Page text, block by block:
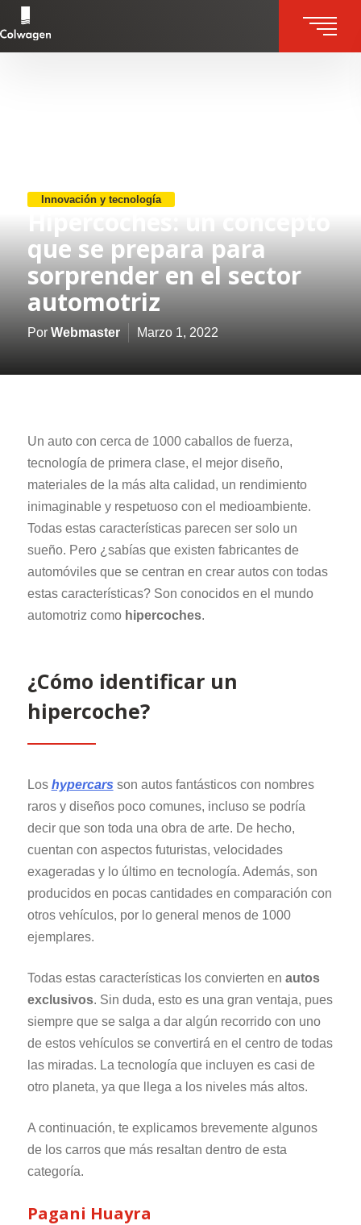
Skip
to
Innovación y tecnología
Hipercoches: un concepto
que se prepara para
sorprender en el sector
automotriz
Por Webmaster Marzo 1, 2022
Un auto con cerca de 1000 caballos de fuerza,
tecnología de primera clase, el mejor diseño,
materiales de la más alta calidad, un rendimiento
inimaginable y respetuoso con el medioambiente.
Todas estas características parecen ser solo un
sueño. Pero ¿sabías que existen fabricantes de
automóviles que se centran en crear autos con todas
estas características? Son conocidos en el mundo
automotriz como hipercoches.
¿Cómo identificar un
hipercoche?
Los hypercars son autos fantásticos con nombres
raros y diseños poco comunes, incluso se podría
decir que son toda una obra de arte. De hecho,
cuentan con aspectos futuristas, velocidades
exageradas y lo último en tecnología. Además, son
producidos en pocas cantidades en comparación con
otros vehículos, por lo general menos de 1000
ejemplares.
Todas estas características los convierten en autos
exclusivos. Sin duda, esto es una gran ventaja, pues
siempre que se salga a dar algún recorrido con uno
de estos vehículos se convertirá en el centro de todas
las miradas. La tecnología que incluyen es casi de
otro planeta, ya que llega a los niveles más altos.
A continuación, te explicamos brevemente algunos
de los carros que más resaltan dentro de esta
categoría.
Pagani Huayra